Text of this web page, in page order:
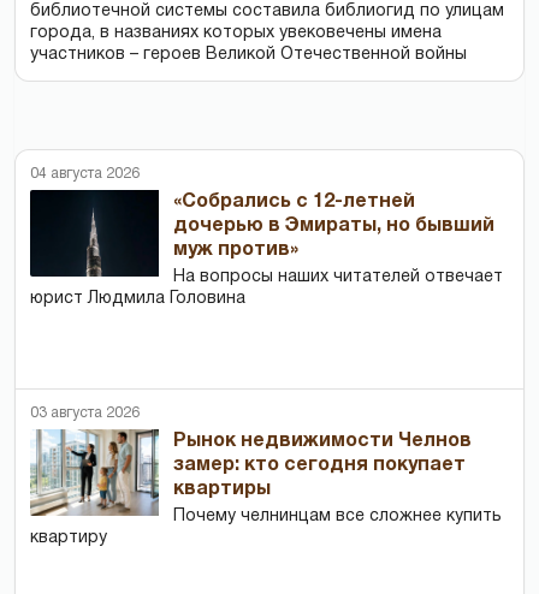
библиотечной системы составила библиогид по улицам
города, в названиях которых увековечены имена
участников – героев Великой Отечественной войны
04 августа 2026
«Собрались с 12-летней
дочерью в Эмираты, но бывший
муж против»
На вопросы наших читателей отвечает
юрист Людмила Головина
03 августа 2026
Рынок недвижимости Челнов
замер: кто сегодня покупает
квартиры
Почему челнинцам все сложнее купить
квартиру